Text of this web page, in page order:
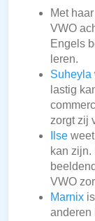
Met
VWO
Engels
leren.
Suheyla
lastig
zorgt zij
Ilse
kan zijn.
VWO
Marnix
anderen